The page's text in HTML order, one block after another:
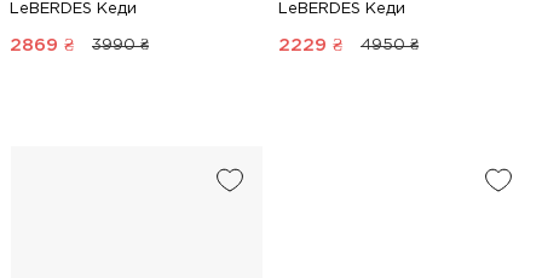
LeBERDES Кеди
2869 ₴ 3990 ₴
LeBERDES Кеди
2229 ₴ 4950 ₴